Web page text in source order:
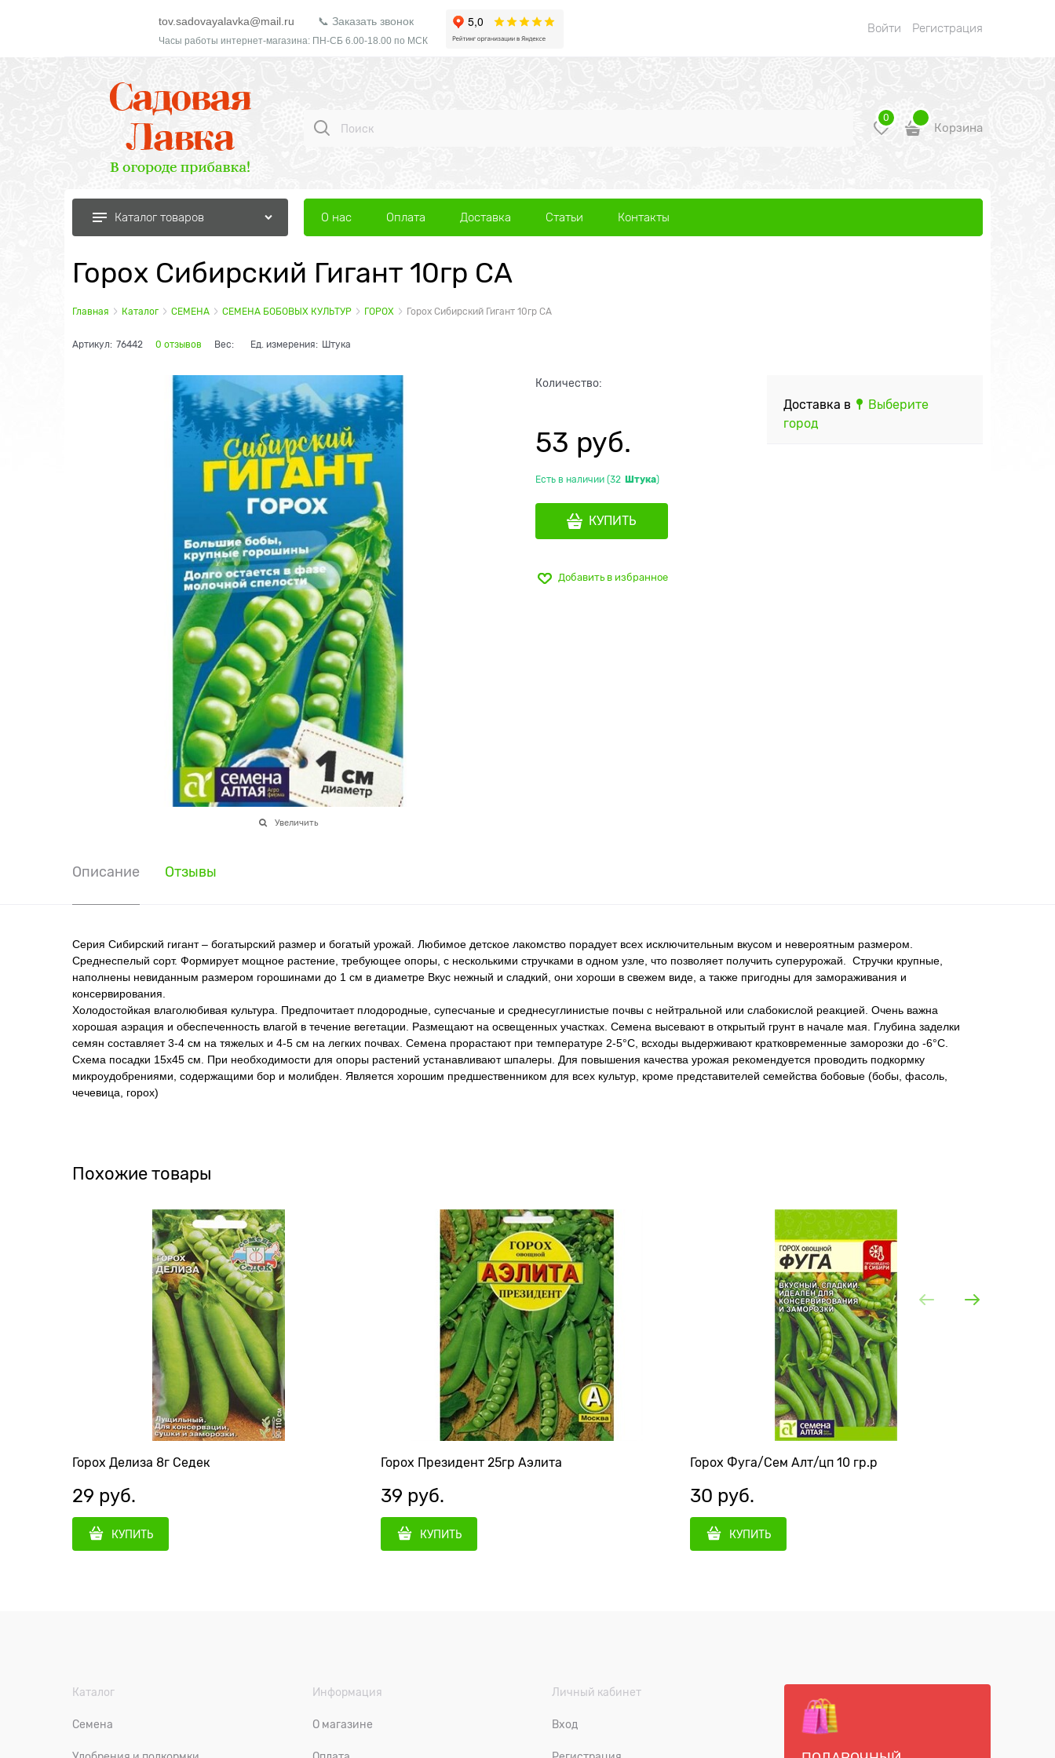
tov.sadovayalavka@mail.ru 📞 Заказать звонок
Часы работы интернет-магазина: ПН-СБ 6.00-18.00 по МСК
Войти Регистрация
0
Корзина
Каталог товаров О нас Оплата Доставка Статьи Контакты
Горох Сибирский Гигант 10гр СА
Главная Каталог СЕМЕНА СЕМЕНА БОБОВЫХ КУЛЬТУР ГОРОХ Горох Сибирский Гигант 10гр СА
Артикул: 76442 0 отзывов Вес: Ед. измерения: Штука
Увеличить
Количество:
53 руб.
Есть в наличии (32 Штука)
КУПИТЬ
Добавить в избранное
Доставка в
Выберите
город
Описание Отзывы
Серия Сибирский гигант – богатырский размер и богатый урожай. Любимое детское лакомство порадует всех исключительным вкусом и невероятным размером.
Среднеспелый сорт. Формирует мощное растение, требующее опоры, с несколькими стручками в одном узле, что позволяет получить суперурожай. Стручки крупные,
наполнены невиданным размером горошинами до 1 см в диаметре Вкус нежный и сладкий, они хороши в свежем виде, а также пригодны для замораживания и
консервирования.
Холодостойкая влаголюбивая культура. Предпочитает плодородные, супесчаные и среднесуглинистые почвы с нейтральной или слабокислой реакцией. Очень важна
хорошая аэрация и обеспеченность влагой в течение вегетации. Размещают на освещенных участках. Семена высевают в открытый грунт в начале мая. Глубина заделки
семян составляет 3-4 см на тяжелых и 4-5 см на легких почвах. Семена прорастают при температуре 2-5°С, всходы выдерживают кратковременные заморозки до -6°С.
Схема посадки 15х45 см. При необходимости для опоры растений устанавливают шпалеры. Для повышения качества урожая рекомендуется проводить подкормку
микроудобрениями, содержащими бор и молибден. Является хорошим предшественником для всех культур, кроме представителей семейства бобовые (бобы, фасоль,
чечевица, горох)
Похожие товары
Горох Делиза 8г Седек
29 руб.
КУПИТЬ
Горох Президент 25гр Аэлита
39 руб.
КУПИТЬ
Горох Фуга/Сем Алт/цп 10 гр.р
30 руб.
КУПИТЬ
Каталог
Семена
Информация
О магазине
Личный кабинет
Вход